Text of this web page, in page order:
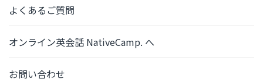
よくあるご質問
オンライン英会話 NativeCamp. へ
お問い合わせ